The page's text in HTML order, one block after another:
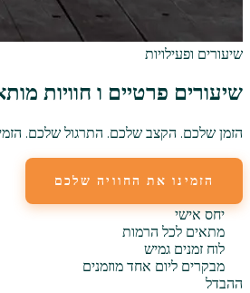
שיעורים ופעילויות
שיעורים פרטיים ו חוויות
הזמן שלכם. הקצב שלכם. התרגול שלכם.
הזמינו את החוויה שלכם
יחס אישי
מתאים לכל הרמות
לוח זמנים גמיש
מבקרים ליום אחד מוזמנים
ההבדל